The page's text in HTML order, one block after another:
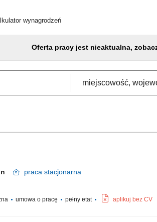
wynagrodzeń
Oferta pracy jest nieaktualna,
praca stacjonarna
umowa o pracę pełny etat aplikuj bez CV